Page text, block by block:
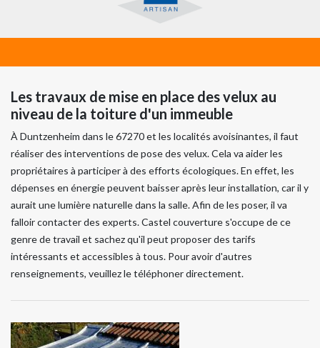
Les travaux de mise en place des velux au
niveau de la toiture d'un immeuble
À Duntzenheim dans le 67270 et les localités avoisinantes, il faut
réaliser des interventions de pose des velux. Cela va aider les
propriétaires à participer à des efforts écologiques. En effet, les
dépenses en énergie peuvent baisser après leur installation, car il y
aurait une lumière naturelle dans la salle. Afin de les poser, il va
falloir contacter des experts. Castel couverture s'occupe de ce
genre de travail et sachez qu'il peut proposer des tarifs
intéressants et accessibles à tous. Pour avoir d'autres
renseignements, veuillez le téléphoner directement.